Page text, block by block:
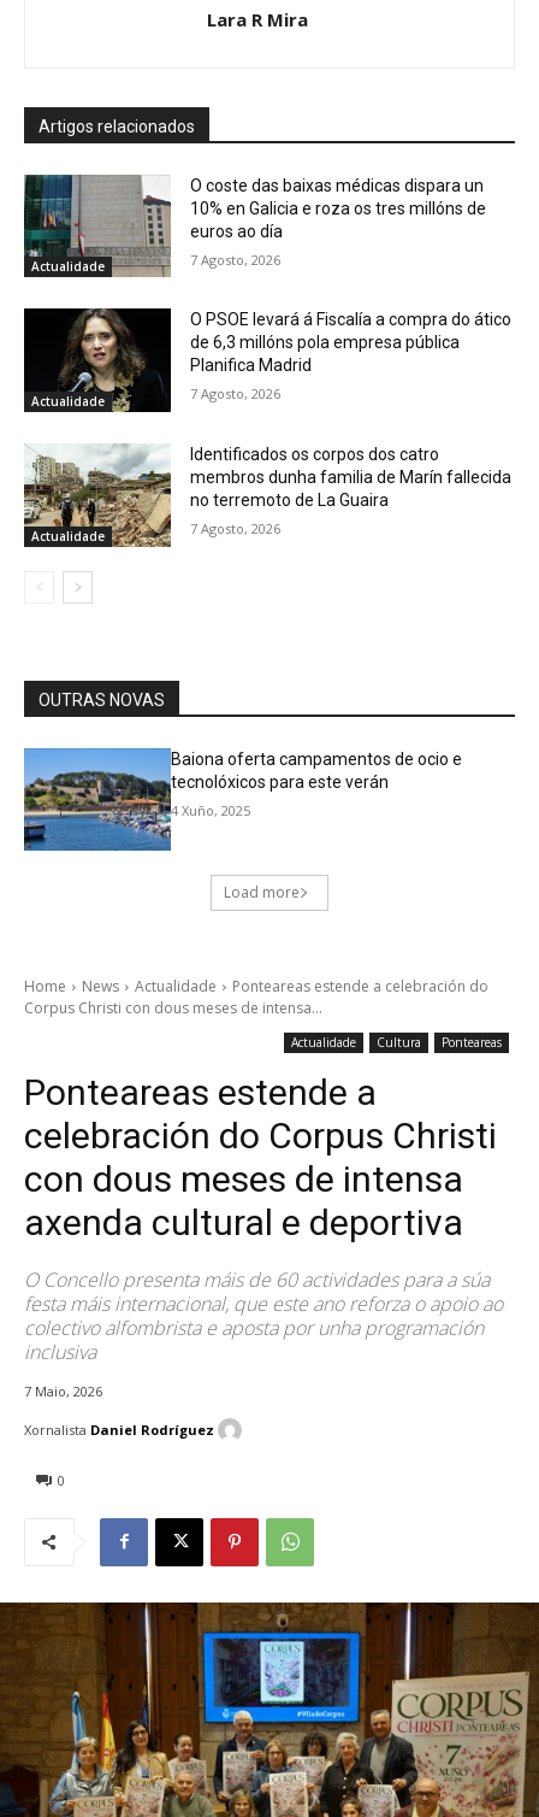
Lara R Mira
Artigos relacionados
Actualidade
O coste das baixas médicas dispara un
10% en Galicia e roza os tres millóns de
euros ao día
7 Agosto, 2026
Actualidade
O PSOE levará á Fiscalía a compra do ático
de 6,3 millóns pola empresa pública
Planifica Madrid
7 Agosto, 2026
Actualidade
Identificados os corpos dos catro
membros dunha familia de Marín fallecida
no terremoto de La Guaira
7 Agosto, 2026
OUTRAS NOVAS
Baiona oferta campamentos de ocio e
tecnolóxicos para este verán
4 Xuño, 2025
Load more